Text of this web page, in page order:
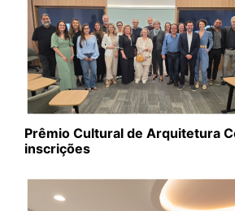
Prêmio Cultural de Arquitetura
inscrições